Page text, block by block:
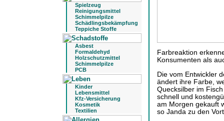
Spielzeug
Reinigungsmittel
Schimmelpilze
Schädlingsbekämpfung
Teppiche Stoffe
Asbest
Formaldehyd
Holzschutzmittel
Schimmelpilze
PCB
Kinder
Lebensmittel
Kfz-Versicherung
Kosmetik
Textilien
Farbreaktion
Konsumenten als
Die vom Entwickler
ändert ihre Farbe,
Quecksilber im
schnell und
am Morgen gekauft
so Janda zu den